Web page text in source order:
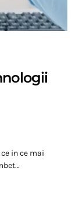
in ce mai